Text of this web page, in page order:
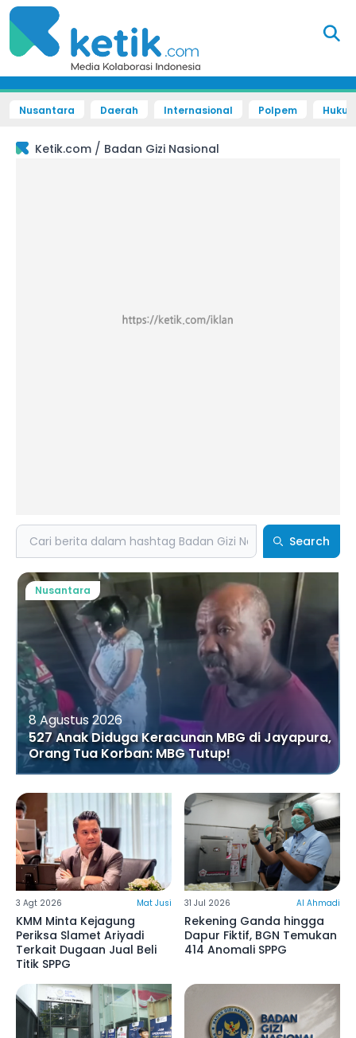
Nusantara Daerah Internasional Polpem
Ketik.com / Badan Gizi Nasional
Search Search
8 Agustus 2026
527 Anak Diduga Keracunan MBG di Jayapura,
Orang Tua Korban: MBG Tutup!
Nusantara
3 Agt 2026 Mat Jusi
KMM Minta Kejagung
Periksa Slamet Ariyadi
Terkait Dugaan Jual Beli
Titik SPPG
31 Jul 2026 Al Ahmadi
Rekening Ganda hingga
Dapur Fiktif, BGN Temukan
414 Anomali SPPG